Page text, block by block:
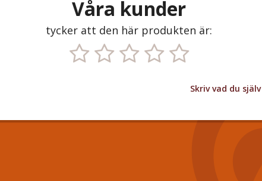
Våra kunder
tycker att den här produkten är:
Skriv vad du